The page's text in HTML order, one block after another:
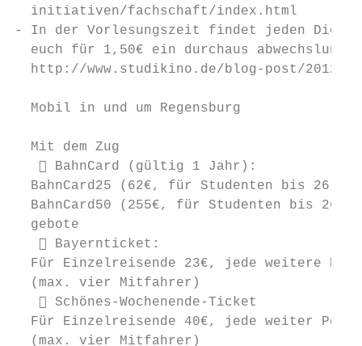
  initiativen/fachschaft/index.html
- In der Vorlesungszeit findet jeden
euch für 1,50€ ein durchaus
http://www.studikino.de/blog-post/2012/
  Mobil in und um Regensburg
  Mit dem Zug
    BahnCard (gültig 1 Jahr):
BahnCard25 (62€, für Studenten bis 26
BahnCard50 (255€, für Studenten bis 26
  gebote
    Bayernticket:
Für Einzelreisende 23€, jede weitere
  (max. vier Mitfahrer)
    Schönes-Wochenende-Ticket
Für Einzelreisende 40€, jede weiter
  (max. vier Mitfahrer)